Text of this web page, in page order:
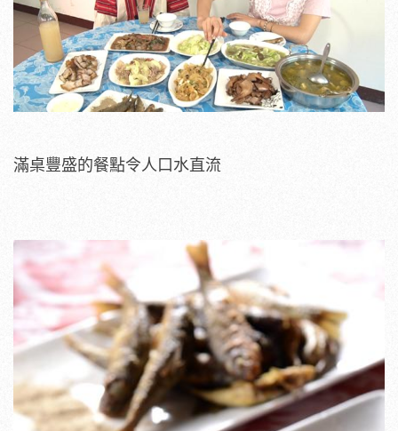
滿桌豐盛的餐點令人口水直流